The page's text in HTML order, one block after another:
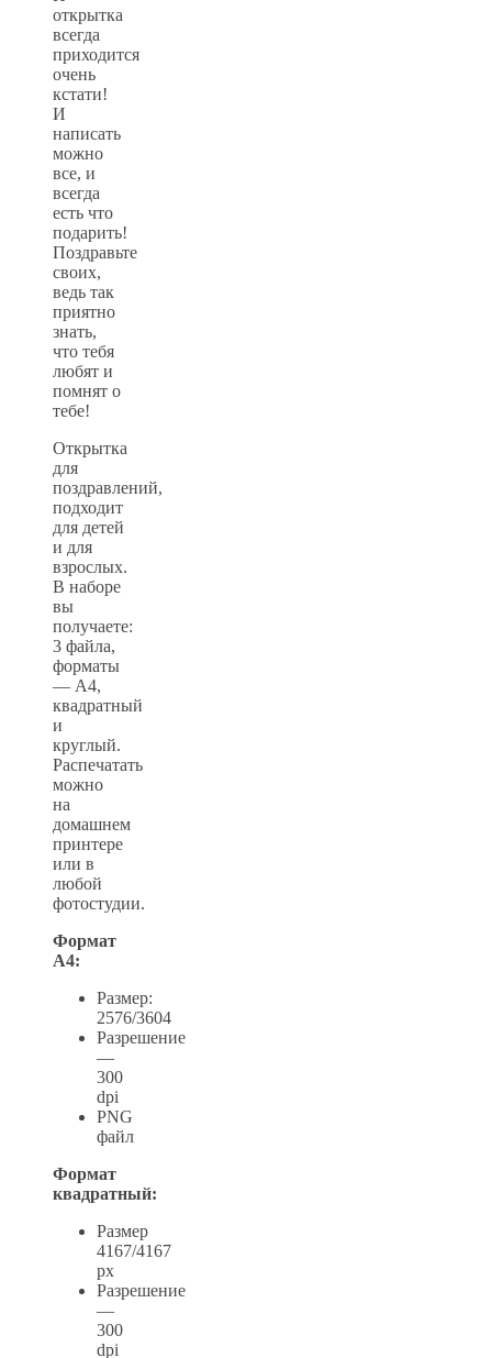
открытка
всегда
приходится
очень
кстати!
И
написать
можно
все, и
всегда
есть что
подарить!
Поздравьте
своих,
ведь так
приятно
знать,
что тебя
любят и
помнят о
тебе!
Открытка
для
поздравлений,
подходит
для детей
и для
взрослых.
В наборе
вы
получаете:
3 файла,
форматы
— А4,
квадратный
и
круглый.
Распечатать
можно
на
домашнем
принтере
или в
любой
фотостудии.
Формат
А4:
Размер:
2576/3604
Разрешение
—
300
dpi
PNG
файл
Формат
квадратный:
Размер
4167/4167
px
Разрешение
—
300
dpi